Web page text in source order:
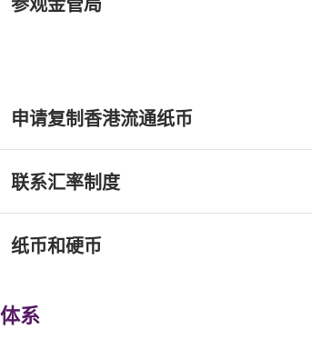
参观金管局
申请复制香港流通纸币
联系汇率制度
纸币和硬币
系